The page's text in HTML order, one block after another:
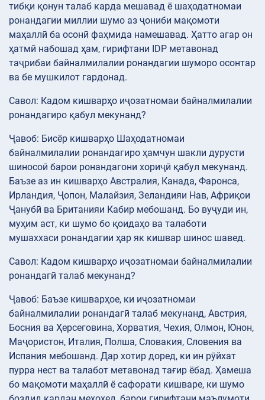
тибқи қонун талаб карда мешавад ё шаҳодатномаи
ронандагии миллии шумо аз ҷониби мақомоти
маҳаллӣ ба осонӣ фаҳмида намешавад. Ҳатто агар он
ҳатмӣ набошад ҳам, гирифтани IDP метавонад
таҷрибаи байналмилалии ронандагии шуморо осонтар
ва бе мушкилот гардонад.
Савол: Кадом кишварҳо иҷозатномаи байналмилалии
ронандагиро қабул мекунанд?
Ҷавоб: Бисёр кишварҳо Шаҳодатномаи
байналмилалии ронандагиро ҳамчун шакли дурусти
шиносоӣ барои ронандагони хориҷӣ қабул мекунанд.
Баъзе аз ин кишварҳо Австралия, Канада, Фаронса,
Ирландия, Ҷопон, Малайзия, Зеландияи Нав, Африқои
Ҷанубӣ ва Британияи Кабир мебошанд. Бо вуҷуди ин,
муҳим аст, ки шумо бо қоидаҳо ва талаботи
мушаххаси ронандагии ҳар як кишвар шинос шавед.
Савол: Кадом кишварҳо иҷозатномаи байналмилалии
ронандагӣ талаб мекунанд?
Ҷавоб: Баъзе кишварҳое, ки иҷозатномаи
байналмилалии ронандагӣ талаб мекунанд, Австрия,
Босния ва Ҳерсеговина, Хорватия, Чехия, Олмон, Юнон,
Маҷористон, Италия, Полша, Словакия, Словения ва
Испания мебошанд. Дар хотир доред, ки ин рӯйхат
пурра нест ва талабот метавонад тағир ёбад. Ҳамеша
бо мақомоти маҳаллӣ ё сафорати кишваре, ки шумо